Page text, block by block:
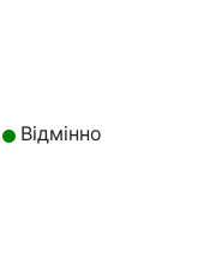
Відмінно